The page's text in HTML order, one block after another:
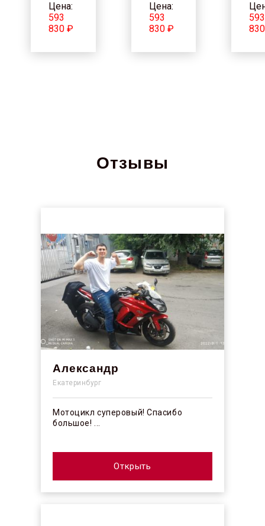
Цена:
593
830 ₽
Цена:
593
830 ₽
593
Отзывы
Александр
Екатеринбург
Мотоцикл суперовый! Спасибо
большое! ...
Открыть